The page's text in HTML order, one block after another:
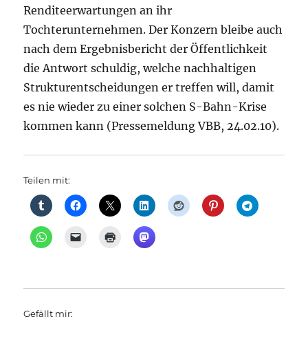
Renditeerwartungen an ihr
Tochterunternehmen. Der Konzern bleibe auch
nach dem Ergebnisbericht der Öffentlichkeit
die Antwort schuldig, welche nachhaltigen
Strukturentscheidungen er treffen will, damit
es nie wieder zu einer solchen S-Bahn-Krise
kommen kann (Pressemeldung VBB, 24.02.10).
Teilen mit:
Gefällt mir: